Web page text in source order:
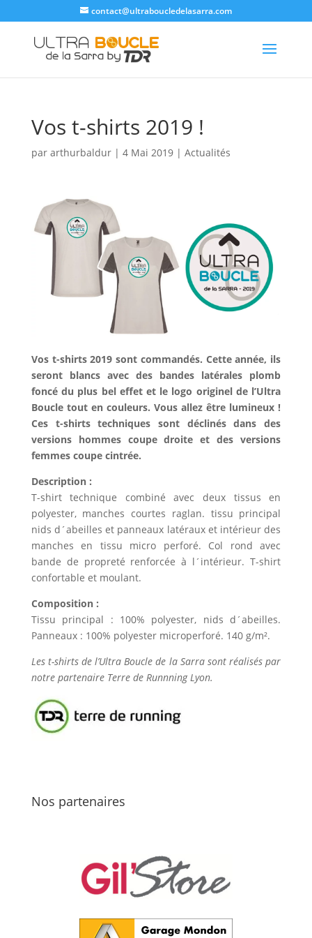
contact@ultraboucledelasarra.com
Vos t-shirts 2019 !
par arthurbaldur| 4 Mai 2019| Actualités
Vos t-shirts 2019 sont commandés. Cette année, ils
seront blancs avec des bandes latérales plomb
foncé du plus bel effet et le logo originel de l’Ultra
Boucle tout en couleurs. Vous allez être lumineux !
Ces t-shirts techniques sont déclinés dans des
versions hommes coupe droite et des versions
femmes coupe cintrée.
Description :
T-shirt technique combiné avec deux tissus en
polyester, manches courtes raglan. tissu principal
nids d´abeilles et panneaux latéraux et intérieur des
manches en tissu micro perforé. Col rond avec
bande de propreté renforcée à l´intérieur. T-shirt
confortable et moulant.
Composition :
Tissu principal : 100% polyester, nids d´abeilles.
Panneaux : 100% polyester microperforé. 140 g/m².
Les t-shirts de l’Ultra Boucle de la Sarra sont réalisés par
notre partenaire Terre de Runnning Lyon.
Nos partenaires